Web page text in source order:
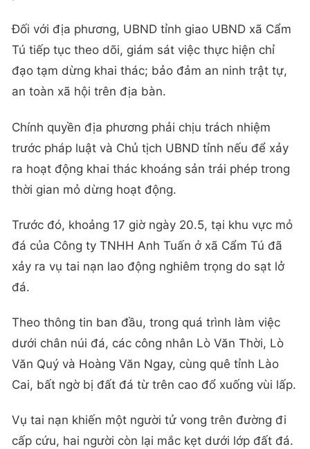
Đối với địa phương, UBND tỉnh giao UBND xã Cẩm
Tú tiếp tục theo dõi, giám sát việc thực hiện chỉ
đạo tạm dừng khai thác; bảo đảm an ninh trật tự,
an toàn xã hội trên địa bàn.
Chính quyền địa phương phải chịu trách nhiệm
trước pháp luật và Chủ tịch UBND tỉnh nếu để xảy
ra hoạt động khai thác khoáng sản trái phép trong
thời gian mỏ dừng hoạt động.
Trước đó, khoảng 17 giờ ngày 20.5, tại khu vực mỏ
đá của Công ty TNHH Anh Tuấn ở xã Cẩm Tú đã
xảy ra vụ tai nạn lao động nghiêm trọng do sạt lở
đá.
Theo thông tin ban đầu, trong quá trình làm việc
dưới chân núi đá, các công nhân Lò Văn Thời, Lò
Văn Quý và Hoàng Văn Ngay, cùng quê tỉnh Lào
Cai, bất ngờ bị đất đá từ trên cao đổ xuống vùi lấp.
Vụ tai nạn khiến một người tử vong trên đường đi
cấp cứu, hai người còn lại mắc kẹt dưới lớp đất đá.